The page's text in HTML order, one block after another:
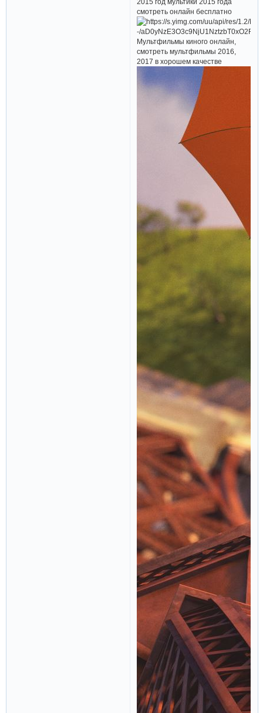
2015 год мультики 2015 года
смотреть онлайн бесплатно
Мультфильмы киного онлайн,
смотреть мультфильмы 2016,
2017 в хорошем качестве